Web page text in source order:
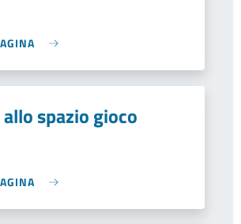
spazio gioco